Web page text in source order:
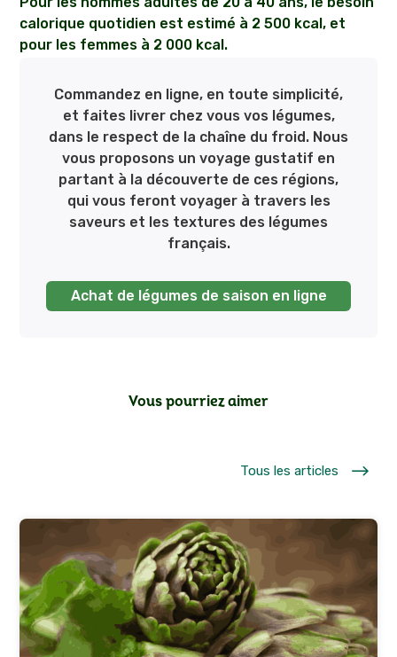
calorique quotidien est estimé à 2 500 kcal, et
pour les femmes à 2 000 kcal.
Commandez en ligne, en toute simplicité,
et faites livrer chez vous vos légumes,
dans le respect de la chaîne du froid. Nous
vous proposons un voyage gustatif en
partant à la découverte de ces régions,
qui vous feront voyager à travers les
saveurs et les textures des légumes
français.
Achat de légumes de saison en ligne
Vous pourriez aimer
$
Tous les articles